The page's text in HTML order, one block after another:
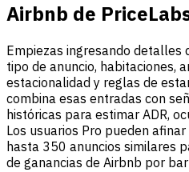
Airbnb de
Empiezas ingresando detalles
tipo de anuncio, habitaciones,
estacionalidad y reglas de
combina esas entradas con
históricas para estimar ADR,
Los usuarios Pro pueden
hasta 350 anuncios similares
de ganancias de Airbnb por